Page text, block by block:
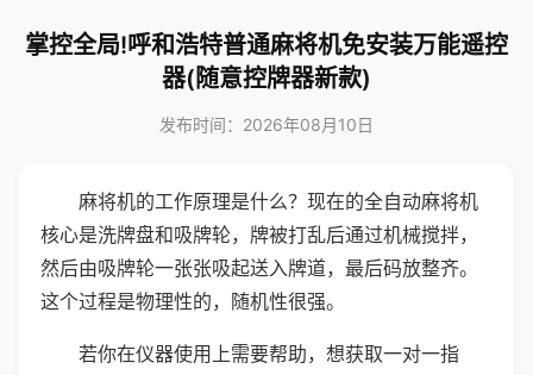
掌控全局!呼和浩特普通麻将机免安装万能遥控
器(随意控牌器新款)
发布时间：2026年08月10日
麻将机的工作原理是什么？现在的全自动麻将机
核心是洗牌盘和吸牌轮，牌被打乱后通过机械搅拌，
然后由吸牌轮一张张吸起送入牌道，最后码放整齐。
这个过程是物理性的，随机性很强。
若你在仪器使用上需要帮助，想获取一对一指